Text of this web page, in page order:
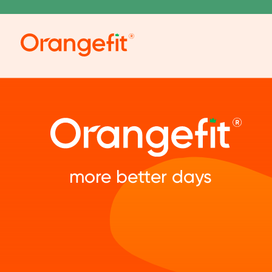
more better days